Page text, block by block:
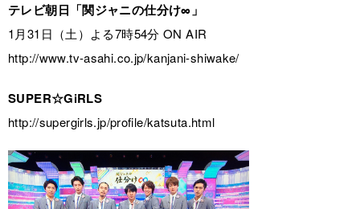
テレビ朝日「関ジャニの仕分け∞」
1月31日（土）よる7時54分 ON AIR
http://www.tv-asahi.co.jp/kanjani-shiwake/
SUPER☆GiRLS
http://supergirls.jp/profile/katsuta.html